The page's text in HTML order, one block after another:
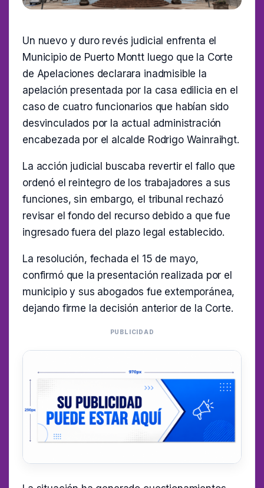
Un nuevo y duro revés judicial enfrenta el
Municipio de Puerto Montt luego que la Corte
de Apelaciones declarara inadmisible la
apelación presentada por la casa edilicia en el
caso de cuatro funcionarios que habían sido
desvinculados por la actual administración
encabezada por el alcalde Rodrigo Wainraihgt.
La acción judicial buscaba revertir el fallo que
ordenó el reintegro de los trabajadores a sus
funciones, sin embargo, el tribunal rechazó
revisar el fondo del recurso debido a que fue
ingresado fuera del plazo legal establecido.
La resolución, fechada el 15 de mayo,
confirmó que la presentación realizada por el
municipio y sus abogados fue extemporánea,
dejando firme la decisión anterior de la Corte.
PUBLICIDAD